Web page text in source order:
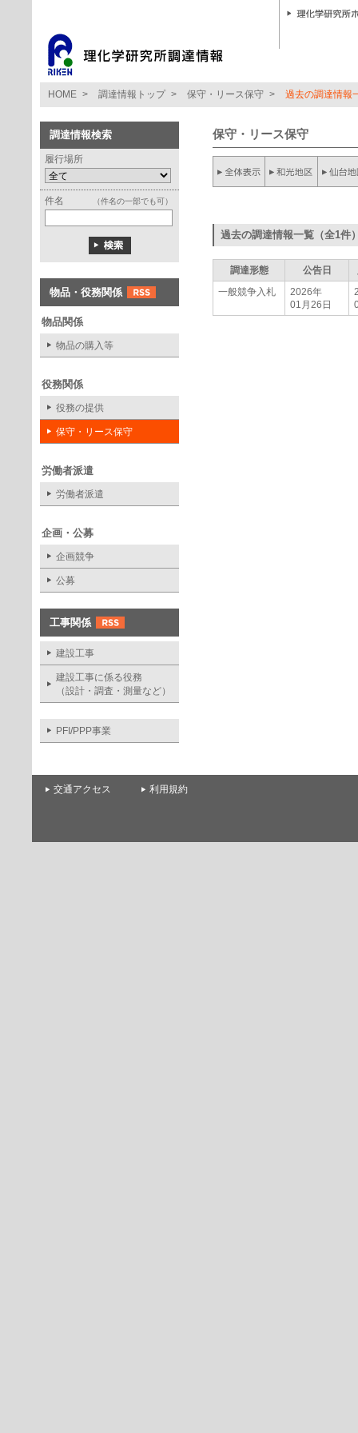
HOME > 調達情報トップ > 保守・リース保守 > 過去の調達情報
調達情報検索
履行場所
件名 （件名の一部でも可）
物品・役務関係
物品関係
物品の購入等
役務関係
役務の提供
保守・リース保守
労働者派遣
労働者派遣
企画・公募
企画競争
公募
工事関係
建設工事
建設工事に係る役務
（設計・調査・測量など）
PFI/PPP事業
保守・リース保守
過去の調達情報一覧（全1件
調達形態 公告日
一般競争入札
2026年
01月26日
交通アクセス 利用規約